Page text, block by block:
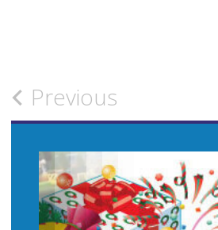
Post
navigation
Previous